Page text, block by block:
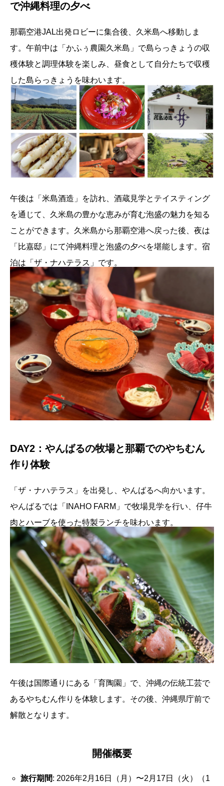
で沖縄料理の夕べ
那覇空港JAL出発ロビーに集合後、久米島へ移動しま
す。午前中は「かふぅ農園久米島」で島らっきょうの収
穫体験と調理体験を楽しみ、昼食として自分たちで収穫
した島らっきょうを味わいます。
午後は「米島酒造」を訪れ、酒蔵見学とテイスティング
を通じて、久米島の豊かな恵みが育む泡盛の魅力を知る
ことができます。久米島から那覇空港へ戻った後、夜は
「比嘉邸」にて沖縄料理と泡盛の夕べを堪能します。宿
泊は「ザ・ナハテラス」です。
DAY2：やんばるの牧場と那覇でのやちむん
作り体験
「ザ・ナハテラス」を出発し、やんばるへ向かいます。
やんばるでは「INAHO FARM」で牧場見学を行い、仔牛
肉とハーブを使った特製ランチを味わいます。
午後は国際通りにある「育陶園」で、沖縄の伝統工芸で
あるやちむん作りを体験します。その後、沖縄県庁前で
解散となります。
開催概要
旅行期間: 2026年2月16日（月）〜2月17日（火）（1